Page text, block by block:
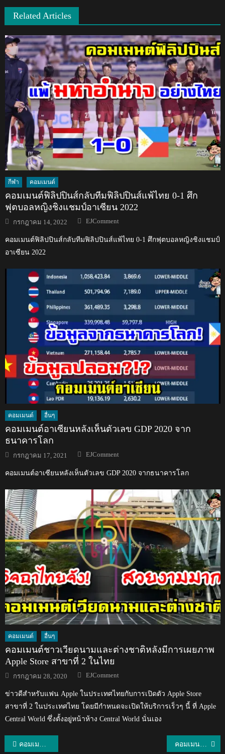
Related Articles
กีฬา คอมเมนต์
คอมเมนต์ฟิลิปปินส์กลับทีมฟิลิปปินส์แพ้ไทย 0-1 ศึก
ฟุตบอลหญิงชิงแชมป์อาเซียน 2022
Posted
on
กรกฎาคม 14, 2022 Author
EJComment
คอมเมนต์ฟิลิปปินส์กลับทีมฟิลิปปินส์แพ้ไทย 0-1 ศึกฟุตบอลหญิงชิงแชมป์
อาเซียน 2022
คอมเมนต์ อื่นๆ
คอมเมนต์อาเซียนหลังเห็นตัวเลข GDP 2020 จาก
ธนาคารโลก
Posted
on
กรกฎาคม 17, 2021 Author
EJComment
คอมเมนต์อาเซียนหลังเห็นตัวเลข GDP 2020 จากธนาคารโลก
คอมเมนต์ อื่นๆ
คอมเมนต์ชาวเวียดนามและต่างชาติหลังมีการเผยภาพ
Apple Store สาขาที่ 2 ในไทย
Posted
on
กรกฎาคม 28, 2020 Author
EJComment
ข่าวดีสำหรับแฟน Apple ในประเทศไทยกับการเปิดตัว Apple Store
สาขาที่ 2 ในประเทศไทย โดยมีกำหนดจะเปิดให้บริการเร็วๆ นี้ ที่ Apple
Central World ซึ่งตั้งอยู่หน้าห้าง Central World นั่นเอง
แนะแนว
คอมเมนต์เขมรตัดพ้อทำไมไม่ซื้อทีมกัมพูชา หลังเชื้อพระวงศ์กัมพูชาเข้าถือหุ้นในทีมโปลิสเทโรของไทย คอมเมนต์เกาหลีใต้อึ้ง หลังพรพรรณฟอร์มโหดคว้า MVP ครั้งที่ 2 วอลเลย์บอลลีกเกาหลีใต้